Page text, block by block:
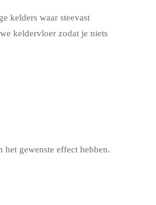
kelders waar steevast
keldervloer zodat je niets
gewenste effect hebben.